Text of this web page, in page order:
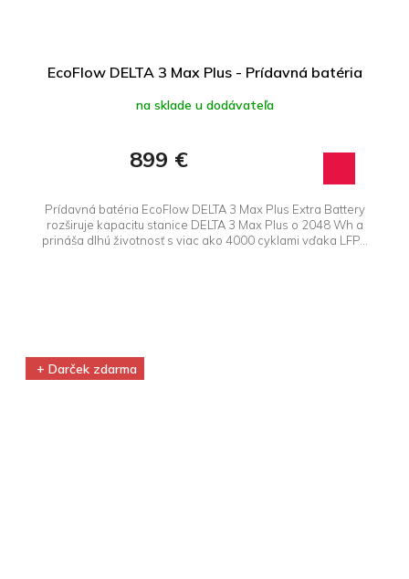
EcoFlow DELTA 3 Max Plus - Prídavná batéria
na sklade u dodávateľa
899 €
Prídavná batéria EcoFlow DELTA 3 Max Plus Extra Battery
rozširuje kapacitu stanice DELTA 3 Max Plus o 2048 Wh a
prináša dlhú životnosť s viac ako 4000 cyklami vďaka LFP...
+ Darček zdarma